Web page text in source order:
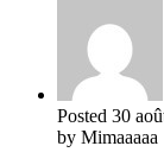
Posted 30
by Mimaaaaa